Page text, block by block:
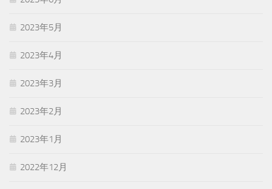
2023年5月
2023年4月
2023年3月
2023年2月
2023年1月
2022年12月